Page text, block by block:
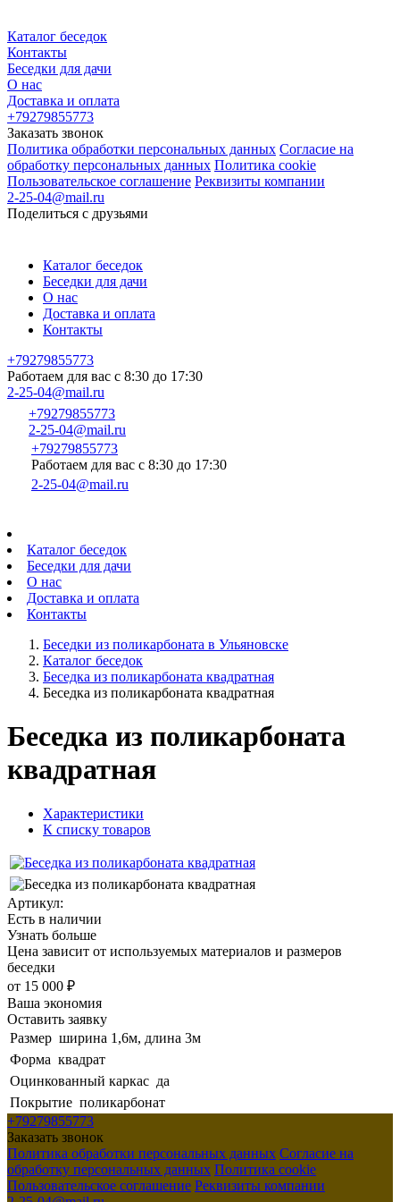
Каталог беседок
Контакты
Беседки для дачи
О нас
Доставка и оплата
+79279855773
Заказать звонок
Политика обработки персональных данных Согласие на
обработку персональных данных Политика cookie
Пользовательское соглашение Реквизиты компании
2-25-04@mail.ru
Поделиться с друзьями
Каталог беседок
Беседки для дачи
О нас
Доставка и оплата
Контакты
+79279855773
Работаем для вас с 8:30 до 17:30
2-25-04@mail.ru
+79279855773
2-25-04@mail.ru
+79279855773
Работаем для вас с 8:30 до 17:30
2-25-04@mail.ru
Каталог беседок
Беседки для дачи
О нас
Доставка и оплата
Контакты
Беседки из поликарбоната в Ульяновске
Каталог беседок
Беседка из поликарбоната квадратная
Беседка из поликарбоната квадратная
Беседка из поликарбоната
квадратная
Характеристики
К списку товаров
Артикул:
Есть в наличии
Узнать больше
Цена зависит от используемых материалов и размеров
беседки
от 15 000 ₽
Ваша экономия
Оставить заявку
Размер ширина 1,6м, длина 3м
Форма квадрат
Оцинкованный каркас да
Покрытие поликарбонат
+79279855773
Заказать звонок
Политика обработки персональных данных Согласие на
обработку персональных данных Политика cookie
Пользовательское соглашение Реквизиты компании